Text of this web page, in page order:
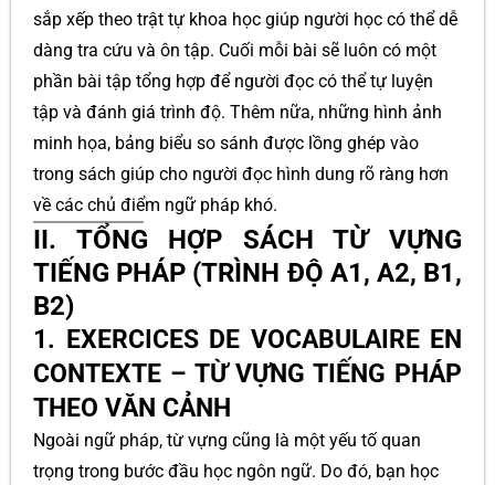
sắp xếp theo trật tự khoa học giúp người học có thể dễ
dàng tra cứu và ôn tập. Cuối mỗi bài sẽ luôn có một
phần bài tập tổng hợp để người đọc có thể tự luyện
tập và đánh giá trình độ. Thêm nữa, những hình ảnh
minh họa, bảng biểu so sánh được lồng ghép vào
trong sách giúp cho người đọc hình dung rõ ràng hơn
về các chủ điểm ngữ pháp khó.
II. TỔNG HỢP SÁCH TỪ VỰNG
TIẾNG PHÁP (TRÌNH ĐỘ A1, A2, B1,
B2)
1. EXERCICES DE VOCABULAIRE EN
CONTEXTE – TỪ VỰNG TIẾNG PHÁP
THEO VĂN CẢNH
Ngoài ngữ pháp, từ vựng cũng là một yếu tố quan
trọng trong bước đầu học ngôn ngữ. Do đó, bạn học